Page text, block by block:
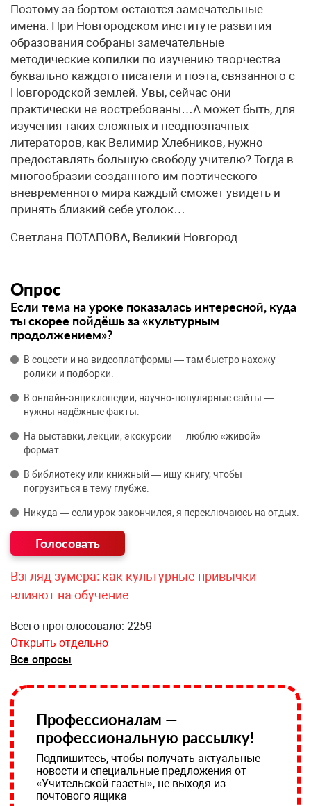
Поэтому за бортом остаются замечательные
имена. При Новгородском институте развития
образования собраны замечательные
методические копилки по изучению творчества
буквально каждого писателя и поэта, связанного с
Новгородской землей. Увы, сейчас они
практически не востребованы…А может быть, для
изучения таких сложных и неоднозначных
литераторов, как Велимир Хлебников, нужно
предоставлять большую свободу учителю? Тогда в
многообразии созданного им поэтического
вневременного мира каждый сможет увидеть и
принять близкий себе уголок…
Светлана ПОТАПОВА, Великий Новгород
Опрос
Если тема на уроке показалась интересной, куда
ты скорее пойдёшь за «культурным
продолжением»?
В соцсети и на видеоплатформы — там быстро нахожу
ролики и подборки.
В онлайн‑энциклопедии, научно‑популярные сайты —
нужны надёжные факты.
На выставки, лекции, экскурсии — люблю «живой»
формат.
В библиотеку или книжный — ищу книгу, чтобы
погрузиться в тему глубже.
Никуда — если урок закончился, я переключаюсь на отдых.
Взгляд зумера: как культурные привычки
влияют на обучение
Всего проголосовало: 2259
Открыть отдельно
Все опросы
Профессионалам —
профессиональную рассылку!
Подпишитесь, чтобы получать актуальные
новости и специальные предложения от
«Учительской газеты», не выходя из
почтового ящика